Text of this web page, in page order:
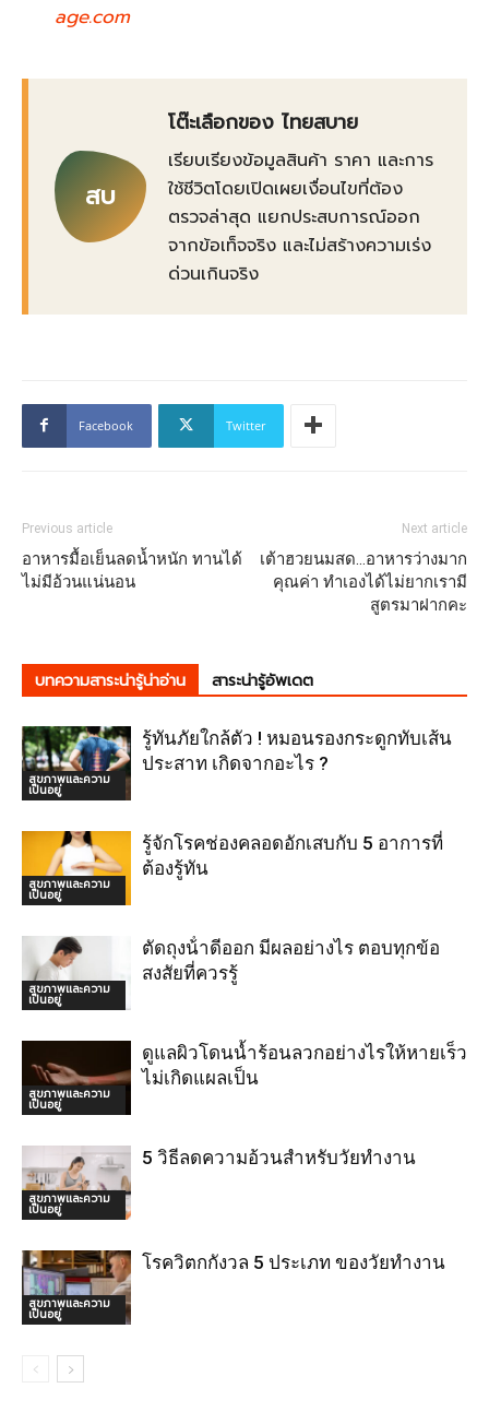
age.com
สบ
โต๊ะเลือกของ ไทยสบาย
เรียบเรียงข้อมูลสินค้า ราคา และการ
ใช้ชีวิตโดยเปิดเผยเงื่อนไขที่ต้อง
ตรวจล่าสุด แยกประสบการณ์ออก
จากข้อเท็จจริง และไม่สร้างความเร่ง
ด่วนเกินจริง
Facebook Twitter
Previous article
อาหารมื้อเย็นลดน้ำหนัก ทานได้
ไม่มีอ้วนแน่นอน
Next article
เต้าฮวยนมสด…อาหารว่างมาก
คุณค่า ทำเองได้ไม่ยากเรามี
สูตรมาฝากคะ
บทความสาระน่ารู้น่าอ่าน สาระน่ารู้อัพเดต
สุขภาพและความ
เป็นอยู่
รู้ทันภัยใกล้ตัว ! หมอนรองกระดูกทับเส้น
ประสาท เกิดจากอะไร ?
สุขภาพและความ
เป็นอยู่
รู้จักโรคช่องคลอดอักเสบกับ 5 อาการที่
ต้องรู้ทัน
สุขภาพและความ
เป็นอยู่
ตัดถุงน้ําดีออก มีผลอย่างไร ตอบทุกข้อ
สงสัยที่ควรรู้
สุขภาพและความ
เป็นอยู่
ดูแลผิวโดนน้ำร้อนลวกอย่างไรให้หายเร็ว
ไม่เกิดแผลเป็น
สุขภาพและความ
เป็นอยู่
5 วิธีลดความอ้วนสำหรับวัยทำงาน
สุขภาพและความ
เป็นอยู่
โรควิตกกังวล 5 ประเภท ของวัยทำงาน